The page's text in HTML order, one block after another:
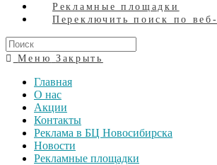
Рекламные площадки
Переключить поиск по веб-
Меню Закрыть
Главная
О нас
Акции
Контакты
Реклама в БЦ Новосибирска
Новости
Рекламные площадки